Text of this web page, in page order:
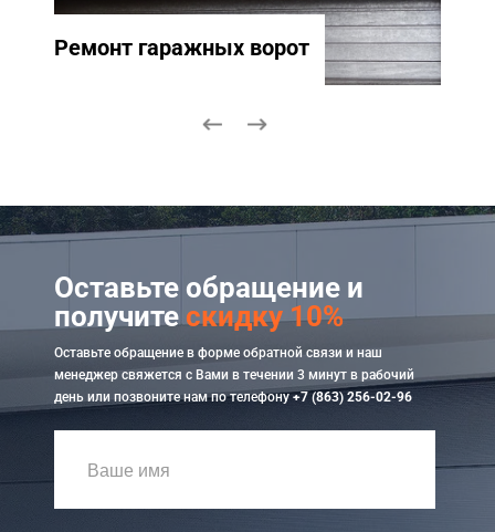
Ремонт гаражных ворот
Оставьте обращение и
получитескидку 10%
Оставьте обращение в форме обратной связи и наш
менеджер свяжется с Вами в течении 3 минут в рабочий
день или позвоните нам по телефону+7 (863) 256-02-96